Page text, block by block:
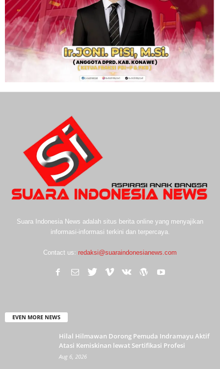
Suara Indonesia News adalah situs berita online yang menyajikan
informasi-informasi terkini dan terpercaya.
Contact us: redaksi@suaraindonesianews.com
EVEN MORE NEWS
Hilal Hilmawan Dorong Pemuda Indramayu Aktif
Atasi Kemiskinan lewat Sertifikasi Profesi
Aug 6, 2026